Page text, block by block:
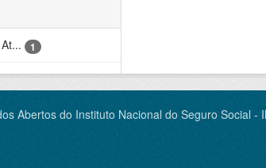
1
Abertos do Instituto Nacional do Seguro Social -